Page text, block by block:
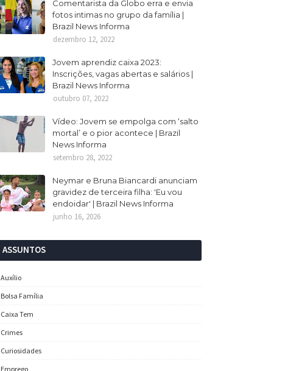
Comentarista da Globo erra e envia
fotos intimas no grupo da família |
Brazil News Informa
dezembro 12, 2022
Jovem aprendiz caixa 2023:
Inscrições, vagas abertas e salários |
Brazil News Informa
outubro 07, 2022
Vídeo: Jovem se empolga com ‘salto
mortal’ e o pior acontece | Brazil
News Informa
setembro 28, 2022
Neymar e Bruna Biancardi anunciam
gravidez de terceira filha: 'Eu vou
endoidar' | Brazil News Informa
junho 16, 2026
ASSUNTOS
Auxílio
Bolsa Família
Caixa Tem
Crimes
Curiosidades
Emprego